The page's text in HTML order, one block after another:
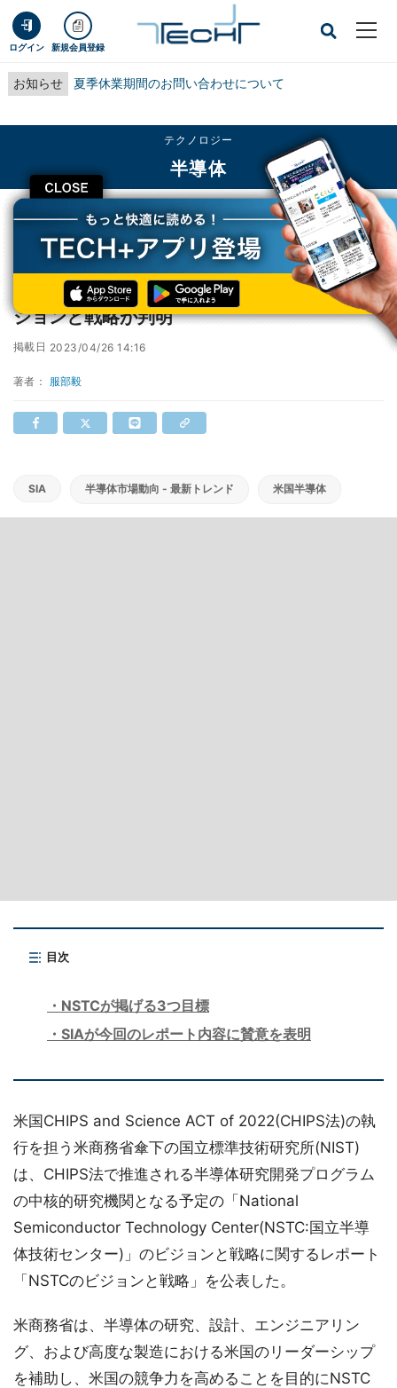
ログイン 新規会員登録
お知らせ 夏季休業期間のお問い合わせについて
CLOSE
テクノロジー
半導体
TECH+ テクノロジー
半導体
米国の国立半導体技術センター「NSTC」のビジョンと戦略が判明
米国の国立半導体技術センター「NSTC」のビ
ジョンと戦略が判明
掲載日 2023/04/26 14:16
著者： 服部毅
SIA 半導体市場動向 - 最新トレンド 米国半導体
目次
NSTCが掲げる3つ目標
SIAが今回のレポート内容に賛意を表明
米国CHIPS and Science ACT of 2022(CHIPS法)の執
行を担う米商務省傘下の国立標準技術研究所(NIST)
は、CHIPS法で推進される半導体研究開発プログラム
の中核的研究機関となる予定の「National
Semiconductor Technology Center(NSTC:国立半導
体技術センター)」のビジョンと戦略に関するレポート
「NSTCのビジョンと戦略」を公表した。
米商務省は、半導体の研究、設計、エンジニアリン
グ、および高度な製造における米国のリーダーシップ
を補助し、米国の競争力を高めることを目的にNSTC